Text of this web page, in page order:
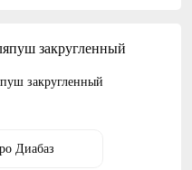
закругленный
Диабаз